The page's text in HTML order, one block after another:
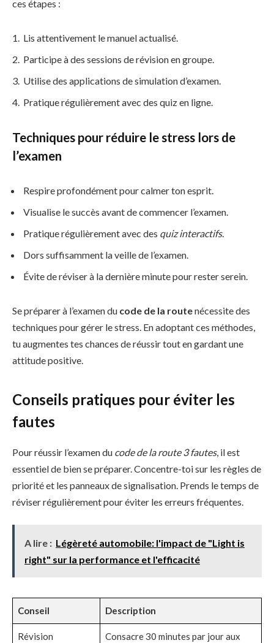
ces étapes :
Lis attentivement le manuel actualisé.
Participe à des sessions de révision en groupe.
Utilise des applications de simulation d’examen.
Pratique régulièrement avec des quiz en ligne.
Techniques pour réduire le stress lors de
l’examen
Respire profondément pour calmer ton esprit.
Visualise le succès avant de commencer l’examen.
Pratique régulièrement avec des quiz interactifs.
Dors suffisamment la veille de l’examen.
Évite de réviser à la dernière minute pour rester serein.
Se préparer à l’examen du code de la routenécessite des
techniques pour gérer le stress. En adoptant ces méthodes,
tu augmentes tes chances de réussir tout en gardant une
attitude positive.
Conseils pratiques pour éviter les
fautes
Pour réussir l’examen du code de la route 3 fautes, il est
essentiel de bien se préparer. Concentre-toi sur les règles de
priorité et les panneaux de signalisation. Prends le temps de
réviser régulièrement pour éviter les erreurs fréquentes.
A lire : Légèreté automobile: l'impact de "Light is
right" sur la performance et l'efficacité
Conseil Description
Révision
Consacre 30 minutes par jour aux